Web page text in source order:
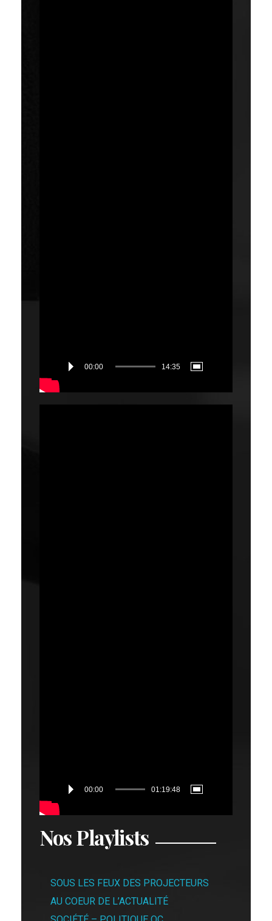
00:00 14:35
00:00 01:19:48
Nos Playlists
SOUS LES FEUX DES PROJECTEURS
AU COEUR DE L’ACTUALITÉ